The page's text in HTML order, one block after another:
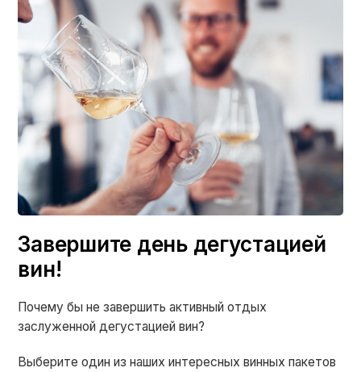
Завершите день дегустацией
вин!
Почему бы не завершить активный отдых
заслуженной дегустацией вин?
Выберите один из наших интересных винных пакетов